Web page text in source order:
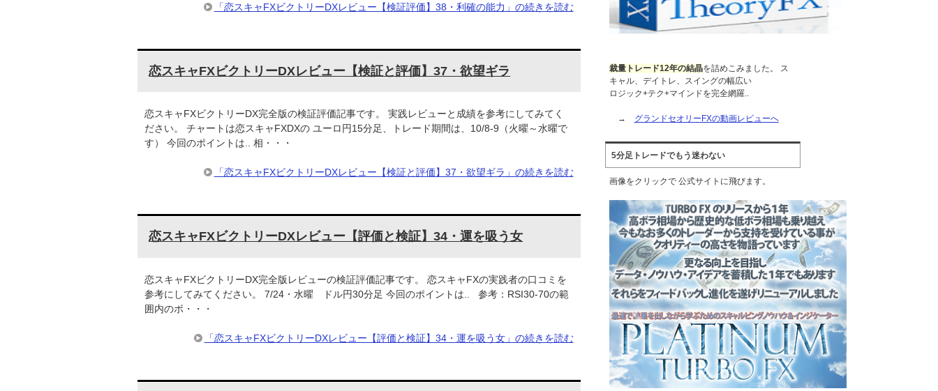
「恋スキャFXビクトリーDXレビュー【検証評価】38・利確の能力」の続きを読む
恋スキャFXビクトリーDXレビュー【検証と評価】37・欲望ギラ
恋スキャFXビクトリーDX完全版の検証評価記事です。 実践レビューと成績を参考にしてみてく
ださい。 チャートは恋スキャFXDXの ユーロ円15分足、トレード期間は、10/8-9（火曜～水曜で
す） 今回のポイントは.. 相・・・
「恋スキャFXビクトリーDXレビュー【検証と評価】37・欲望ギラ」の続きを読む
恋スキャFXビクトリーDXレビュー【評価と検証】34・運を吸う女
恋スキャFXビクトリーDX完全版レビューの検証評価記事です。 恋スキャFXの実践者の口コミを
参考にしてみてください。 7/24・水曜 ドル円30分足 今回のポイントは.. 参考：RSI30-70の範
囲内のボ・・・
「恋スキャFXビクトリーDXレビュー【評価と検証】34・運を吸う女」の続きを読む
裁量トレード12年の結晶を詰めこみました。 ス
キャル、デイトレ、スイングの幅広い
ロジック+テク+マインドを完全網羅..
→ グランドセオリーFXの動画レビューへ
5分足トレードでもう迷わない
画像をクリックで 公式サイトに飛びます。